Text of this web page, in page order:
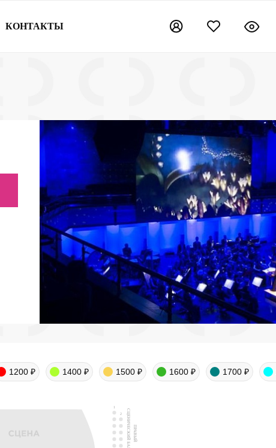
КОНТАКТЫ
1200 ₽ 1400 ₽ 1500 ₽ 1600 ₽ 1700 ₽
ПРАВЫЙ
СЦЕНИЧЕСКИЙ БАЛКОН
2